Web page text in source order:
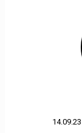
14.09.23